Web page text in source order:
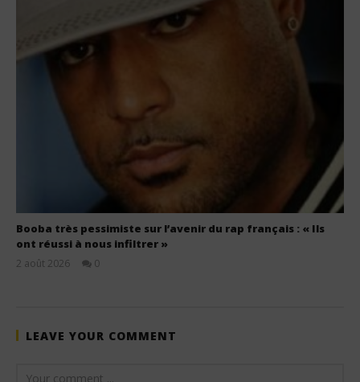
Booba très pessimiste sur l’avenir du rap français : « Ils
ont réussi à nous infiltrer »
2 août 2026
0
LEAVE YOUR COMMENT